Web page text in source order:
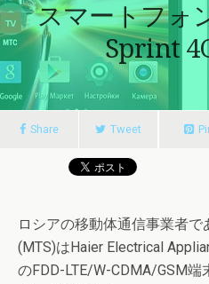
スマートフォ
Sprint
Share Tweet
ロシアの移動体通信事業者
(MTS)はHaier Electrical
のFDD-LTE/W-CDMA/GSM端